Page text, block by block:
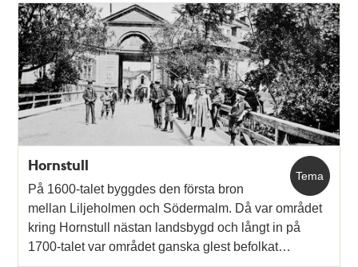
Tema
Hornstull
På 1600-talet byggdes den första bron
mellan Liljeholmen och Södermalm. Då var området
kring Hornstull nästan landsbygd och långt in på
1700-talet var området ganska glest befolkat…